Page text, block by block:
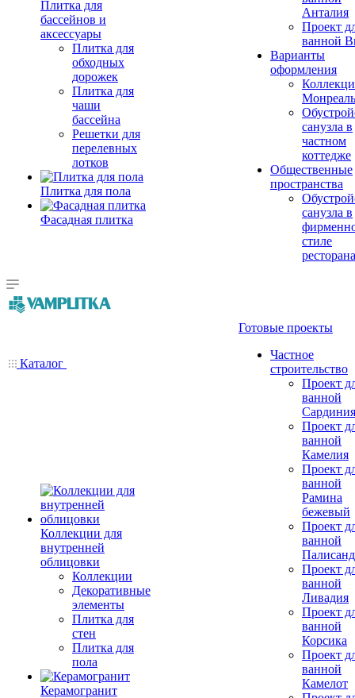
Плитка для
бассейнов и
аксессуары
Плитка для
обходных
дорожек
Плитка для
чаши
бассейна
Решетки для
перелевных
лотков
Плитка для пола
Фасадная плитка
Анталия
Проект
ванной
Варианты
оформления
Монреаль
санузла в
частном
коттедже
Общественные
пространства
санузла в
стиле
ресторана
Каталог
Коллекции для
внутренней
облицовки
Коллекции
Декоративные
элементы
Плитка для
стен
Плитка для
пола
Керамогранит
Готовые проекты
Частное
строительство
Проект
ванной
Сардиния
Проект
ванной
Камелия
Проект
ванной
Рамина
бежевый
Проект
ванной
Проект
ванной
Ливадия
Проект
ванной
Корсика
Проект
ванной
Камелот